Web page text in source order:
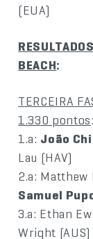
(EUA)
BEACH:
TERCEIRA
1.330 pontos:
1.a: João
Lau (HAV)
2.a: Matthew
Samuel
3.a: Ethan
Wright (AUS)